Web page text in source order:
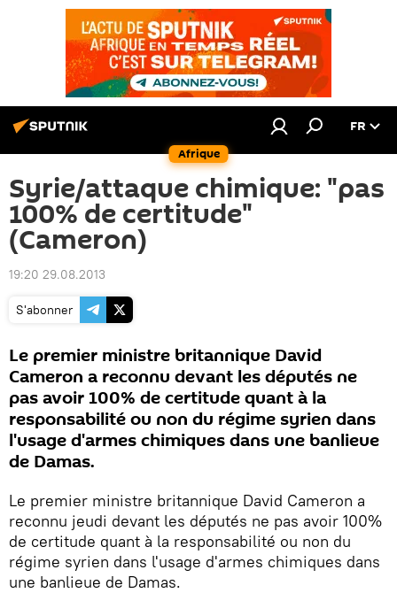
Afrique
FR
Syrie/attaque chimique: "pas
100% de certitude"
(Cameron)
19:20 29.08.2013
S'abonner
Le premier ministre britannique David
Cameron a reconnu devant les députés ne
pas avoir 100% de certitude quant à la
responsabilité ou non du régime syrien dans
l'usage d'armes chimiques dans une banlieue
de Damas.
Le premier ministre britannique David Cameron a
reconnu jeudi devant les députés ne pas avoir 100%
de certitude quant à la responsabilité ou non du
régime syrien dans l'usage d'armes chimiques dans
une banlieue de Damas.